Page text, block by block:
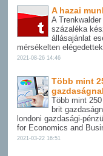
A hazai
A
százaléka
állásajánlat
mérsékelten
2021-08-26 14:46
Több mint
Több mint
brit
londoni gazdasági-
for Economics and
2021-03-22 16:51